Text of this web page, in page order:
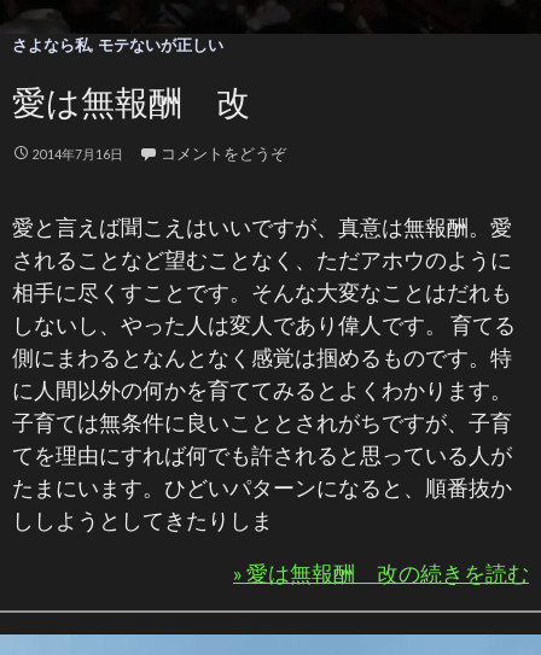
さよなら私, モテないが正しい
愛は無報酬 改
2014年7月16日 コメントをどうぞ
愛と言えば聞こえはいいですが、真意は無報酬。愛
されることなど望むことなく、ただアホウのように
相手に尽くすことです。そんな大変なことはだれも
しないし、やった人は変人であり偉人です。 育てる
側にまわるとなんとなく感覚は掴めるものです。特
に人間以外の何かを育ててみるとよくわかります。
子育ては無条件に良いこととされがちですが、子育
てを理由にすれば何でも許されると思っている人が
たまにいます。ひどいパターンになると、順番抜か
ししようとしてきたりしま
» 愛は無報酬 改の続きを読む